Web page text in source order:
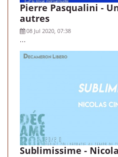
Pierre Pasqualini -
autres
08 Jul 2020, 07:38
...
Sublimissime -